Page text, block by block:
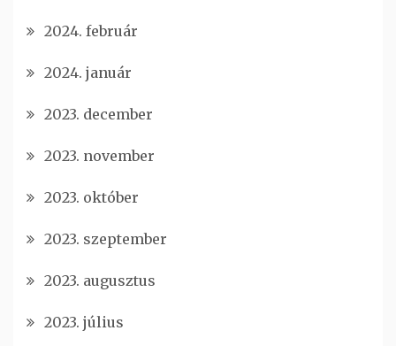
2024. február
2024. január
2023. december
2023. november
2023. október
2023. szeptember
2023. augusztus
2023. július